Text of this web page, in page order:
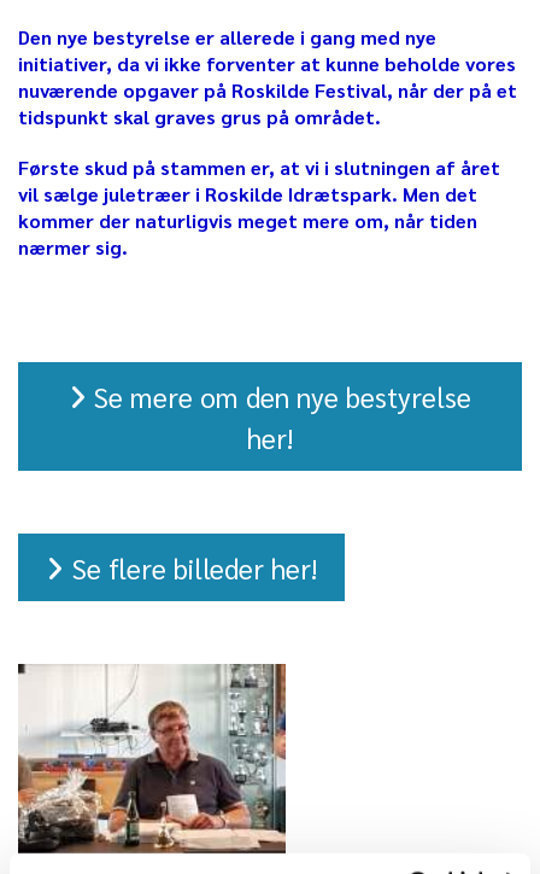
Den nye bestyrelse er allerede i gang med nye
initiativer, da vi ikke forventer at kunne beholde vores
nuværende opgaver på Roskilde Festival, når der på et
tidspunkt skal graves grus på området.
Første skud på stammen er, at vi i slutningen af året
vil sælge juletræer i Roskilde Idrætspark. Men det
kommer der naturligvis meget mere om, når tiden
nærmer sig.
Se mere om den nye bestyrelse
her!
Se flere billeder her!